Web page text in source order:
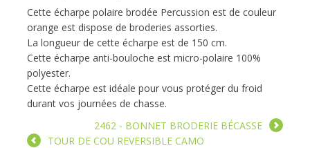
Cette écharpe polaire brodée Percussion est de couleur
orange est dispose de broderies assorties.
La longueur de cette écharpe est de 150 cm.
Cette écharpe anti-bouloche est micro-polaire 100%
polyester.
Cette écharpe est idéale pour vous protéger du froid
durant vos journées de chasse.
2462 - BONNET BRODERIE BÉCASSE
TOUR DE COU REVERSIBLE CAMO